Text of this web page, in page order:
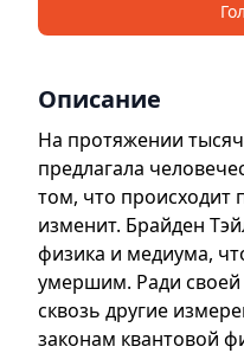
Описание
На протяжении
предлагала
том, что происходит
изменит. Брайден
физика и медиума,
умершим. Ради
сквозь другие
законам квантовой